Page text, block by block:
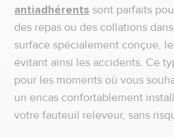
antiadhérents sont parfaits
des repas ou des collations
surface spécialement conçue,
évitant ainsi les accidents. Ce
pour les moments où vous
un encas confortablement
votre fauteuil releveur, sans